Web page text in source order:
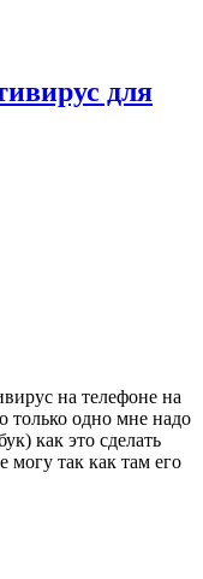
для
на телефоне на
только одно мне надо
как это сделать
могу так как там его